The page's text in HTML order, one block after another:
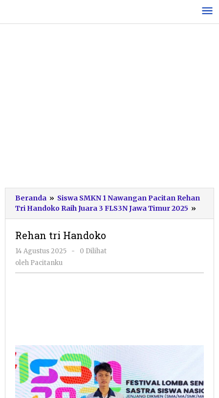
konten
Beranda » Siswa SMKN 1 Nawangan Pacitan Rehan
Tri Handoko Raih Juara 3 FLS3N Jawa Timur 2025 »
tri
Rehan tri Handoko
14 Agustus 2025
oleh
-
0 Dilihat
oleh Pacitanku